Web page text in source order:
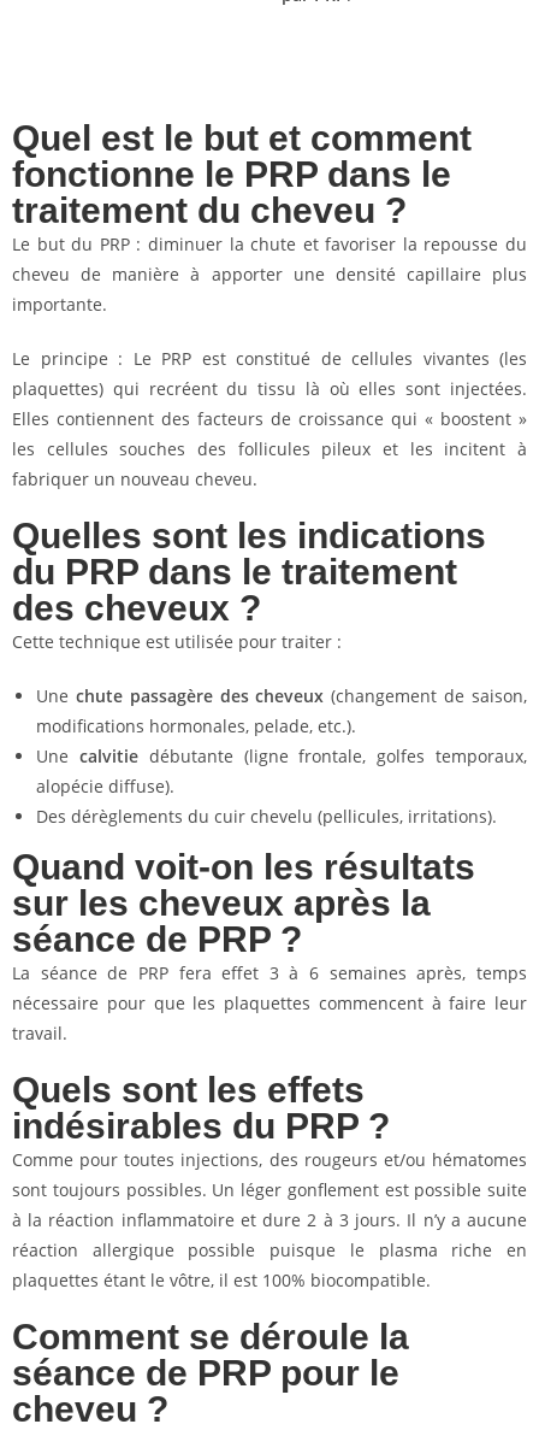
Quel est le but et comment
fonctionne le PRP dans le
traitement du cheveu ?
Le but du PRP : diminuer la chute et favoriser la repousse du
cheveu de manière à apporter une densité capillaire plus
importante.
Le principe : Le PRP est constitué de cellules vivantes (les
plaquettes) qui recréent du tissu là où elles sont injectées.
Elles contiennent des facteurs de croissance qui « boostent »
les cellules souches des follicules pileux et les incitent à
fabriquer un nouveau cheveu.
Quelles sont les indications
du PRP dans le traitement
des cheveux ?
Cette technique est utilisée pour traiter :
Une chute passagère des cheveux (changement de saison,
modifications hormonales, pelade, etc.).
Une calvitiedébutante (ligne frontale, golfes temporaux,
alopécie diffuse).
Des dérèglements du cuir chevelu (pellicules, irritations).
Quand voit-on les résultats
sur les cheveux après la
séance de PRP ?
La séance de PRP fera effet 3 à 6 semaines après, temps
nécessaire pour que les plaquettes commencent à faire leur
travail.
Quels sont les effets
indésirables du PRP ?
Comme pour toutes injections, des rougeurs et/ou hématomes
sont toujours possibles. Un léger gonflement est possible suite
à la réaction inflammatoire et dure 2 à 3 jours. Il n’y a aucune
réaction allergique possible puisque le plasma riche en
plaquettes étant le vôtre, il est 100% biocompatible.
Comment se déroule la
séance de PRP pour le
cheveu ?